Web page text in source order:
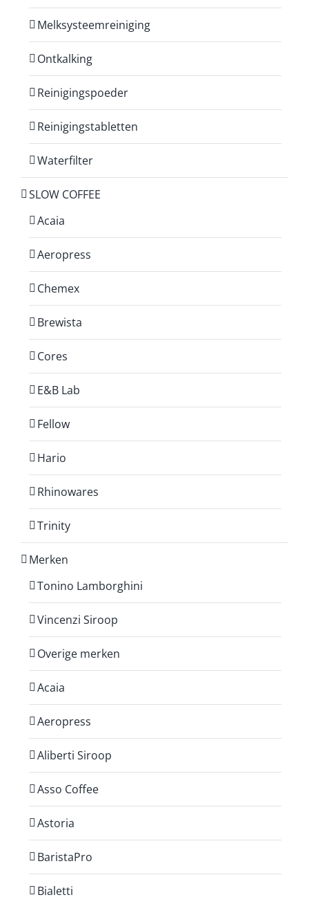
Melksysteemreiniging
Ontkalking
Reinigingspoeder
Reinigingstabletten
Waterfilter
SLOW COFFEE
Acaia
Aeropress
Chemex
Brewista
Cores
E&B Lab
Fellow
Hario
Rhinowares
Trinity
Merken
Tonino Lamborghini
Vincenzi Siroop
Overige merken
Acaia
Aeropress
Aliberti Siroop
Asso Coffee
Astoria
BaristaPro
Bialetti